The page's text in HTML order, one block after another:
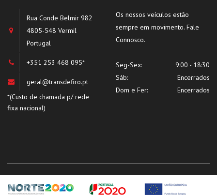
Rua Conde Belmir 982
4805-548 Vermil
Portugal
+351 253 468 095*
geral@transdefiro.pt
*(Custo de chamada p/ rede
fixa nacional)
Os nossos veículos estão
sempre em movimento. Fale
Connosco.
Seg-Sex:
9:00 - 18:30
Sáb:
Encerrados
Dom e Fer:
Encerrados